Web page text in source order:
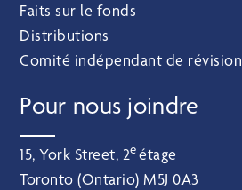
Faits sur le fonds
Distributions
Comité indépendant de révision
Pour nous joindre
15, York Street, 2eétage
Toronto (Ontario) M5J 0A3